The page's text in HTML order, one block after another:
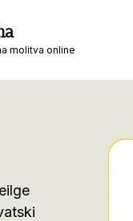
molitva online